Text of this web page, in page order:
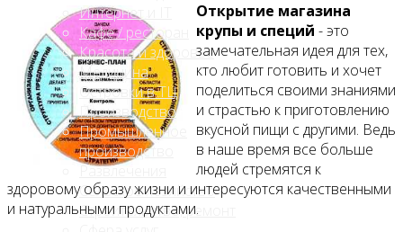
Интернет и IT
Кафе / ресторан
Красота и здоровье
Медицина
Островки в ТЦ
Производство
Промышленное
производство
Развлечения
Сельское хозяйство
Строительство, ремонт
Открытие магазина
крупы и специй - это
замечательная идея для тех,
кто любит готовить и хочет
поделиться своими знаниями
и страстью к приготовлению
вкусной пищи с другими. Ведь
в наше время все больше
людей стремятся к
здоровому образу жизни и интересуются качественными
и натуральными продуктами.